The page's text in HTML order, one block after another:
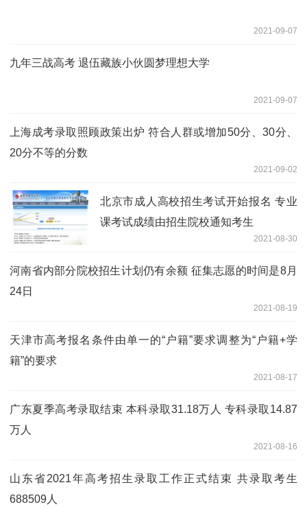
2021-09-07
九年三战高考 退伍藏族小伙圆梦理想大学
2021-09-07
上海成考录取照顾政策出炉 符合人群或增加50分、30分、
20分不等的分数
2021-09-02
北京市成人高校招生考试开始报名 专业
课考试成绩由招生院校通知考生
2021-08-30
河南省内部分院校招生计划仍有余额 征集志愿的时间是8月
24日
2021-08-19
天津市高考报名条件由单一的“户籍”要求调整为“户籍+学
籍”的要求
2021-08-17
广东夏季高考录取结束 本科录取31.18万人 专科录取14.87
万人
2021-08-16
山东省2021年高考招生录取工作正式结束 共录取考生
688509人